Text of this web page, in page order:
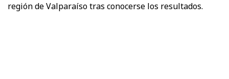
región de Valparaíso tras conocerse los resultados.